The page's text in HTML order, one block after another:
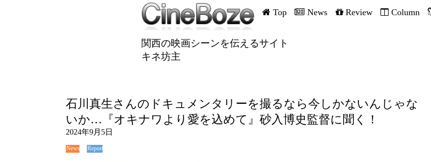
Top News Review Column
関西の映画シーンを伝えるサイト
キネ坊主
石川真生さんのドキュメンタリーを撮るなら今しかないんじゃな
いか…『オキナワより愛を込めて』砂入博史監督に聞く！
2024年9月5日
News Report